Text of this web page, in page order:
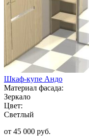
Шкаф-купе Андо
Материал фасада:
Зеркало
Цвет:
Светлый
от 45 000 руб.